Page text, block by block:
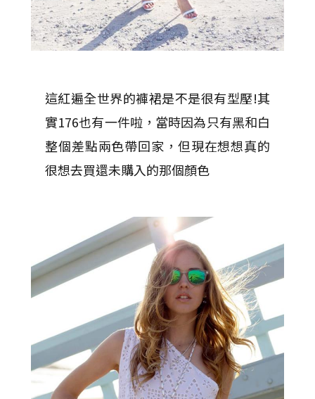
這紅遍全世界的褲裙是不是很有型壓!其
實176也有一件啦，當時因為只有黑和白
整個差點兩色帶回家，但現在想想真的
很想去買還未購入的那個顏色